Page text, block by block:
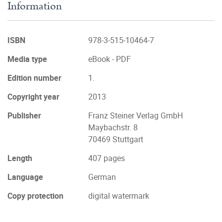
Information
ISBN
978-3-515-10464-7
Media type
eBook - PDF
Edition number
1.
Copyright year
2013
Publisher
Franz Steiner Verlag GmbH
Maybachstr. 8
70469 Stuttgart
Length
407 pages
Language
German
Copy protection
digital watermark